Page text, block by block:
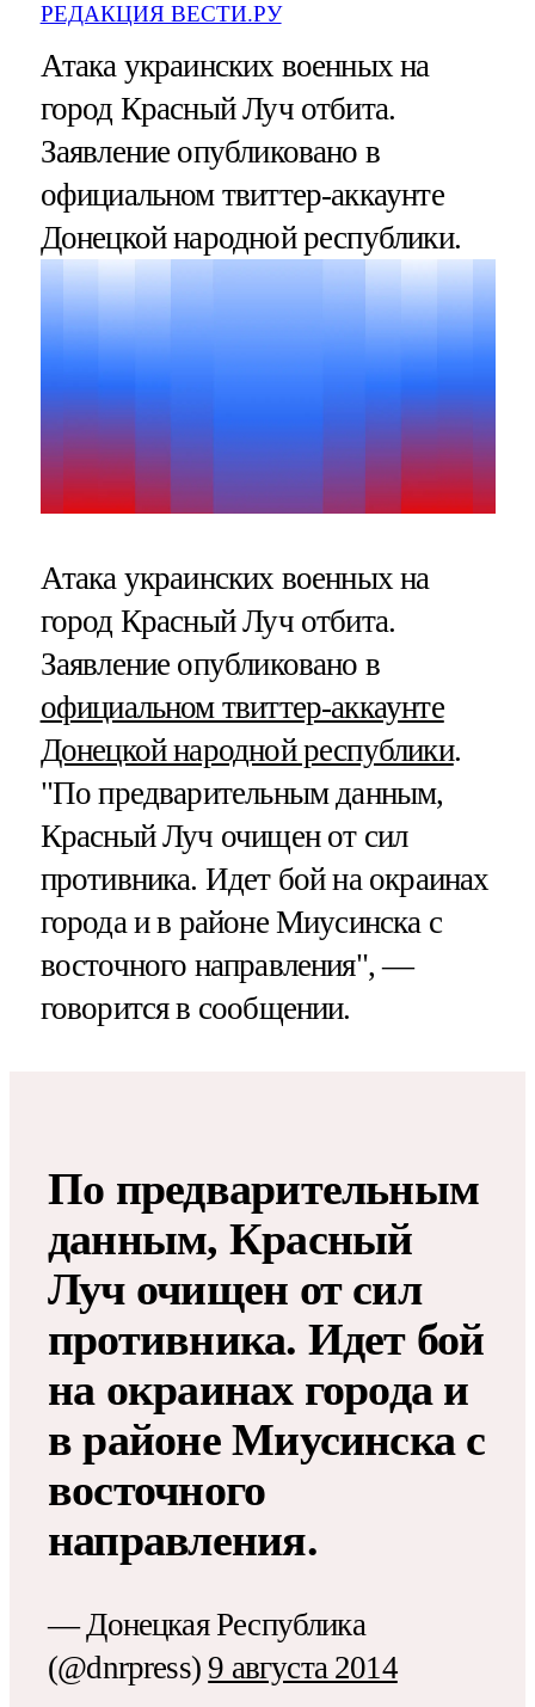
РЕДАКЦИЯ ВЕСТИ.РУ
Атака украинских военных на
город Красный Луч отбита.
Заявление опубликовано в
официальном твиттер-аккаунте
Донецкой народной республики.
Атака украинских военных на
город Красный Луч отбита.
Заявление опубликовано в
официальном твиттер-аккаунте
Донецкой народной республики.
"По предварительным данным,
Красный Луч очищен от сил
противника. Идет бой на окраинах
города и в районе Миусинска с
восточного направления", —
говорится в сообщении.
По предварительным
данным, Красный
Луч очищен от сил
противника. Идет бой
на окраинах города и
в районе Миусинска с
восточного
направления.
— Донецкая Республика
(@dnrpress)9 августа 2014